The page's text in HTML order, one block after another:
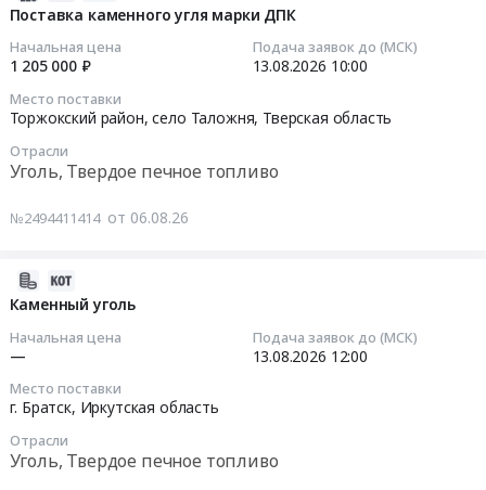
Поставка каменного угля марки ДПК
Начальная цена
1 205 000 ₽
Подача заявок до (МСК)
13.08.2026 10:00
Место поставки
Торжокский район, село Таложня, Тверская область
Отрасли
Уголь, Твердое печное топливо
№2494411414 от 06.08.26
Каменный уголь
Начальная цена
—
Подача заявок до (МСК)
13.08.2026 12:00
Место поставки
г. Братск, Иркутская область
Отрасли
Уголь, Твердое печное топливо